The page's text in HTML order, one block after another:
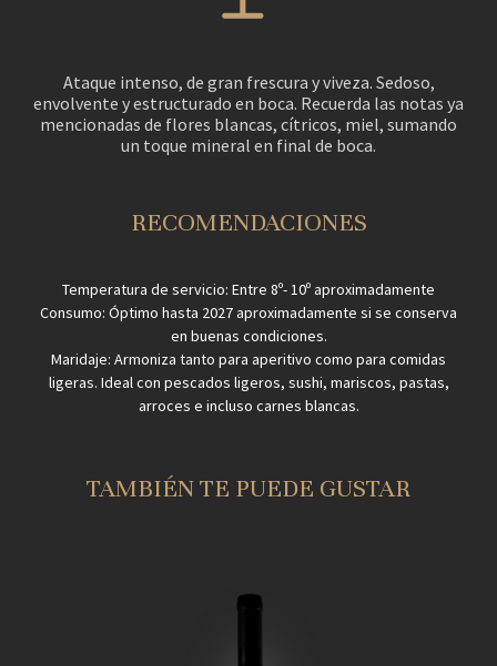
Ataque intenso, de gran frescura y viveza. Sedoso,
envolvente y estructurado en boca. Recuerda las notas ya
mencionadas de flores blancas, cítricos, miel, sumando
un toque mineral en final de boca.
RECOMENDACIONES
Temperatura de servicio: Entre 8º- 10º aproximadamente
Consumo: Óptimo hasta 2027 aproximadamente si se conserva
en buenas condiciones.
Maridaje: Armoniza tanto para aperitivo como para comidas
ligeras. Ideal con pescados ligeros, sushi, mariscos, pastas,
arroces e incluso carnes blancas.
TAMBIÉN TE PUEDE GUSTAR